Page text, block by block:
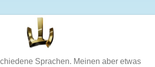
Sprachen. Meinen aber etwas